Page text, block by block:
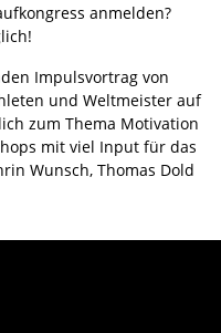
anmelden?
Impulsvortrag von
und Weltmeister auf
zum Thema Motivation
mit viel Input für das
Wunsch, Thomas Dold